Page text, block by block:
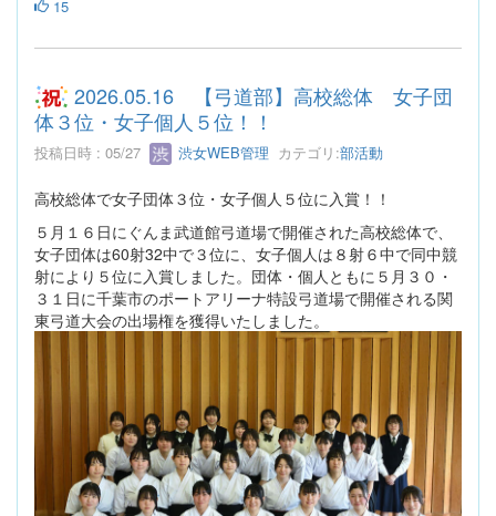
15
2026.05.16 【弓道部】高校総体 女子団
体３位・女子個人５位！！
投稿日時 : 05/27 渋女WEB管理 カテゴリ:部活動
高校総体で女子団体３位・女子個人５位に入賞！！
５月１６日にぐんま武道館弓道場で開催された高校総体で、
女子団体は60射32中で３位に、女子個人は８射６中で同中競
射により５位に入賞しました。団体・個人ともに５月３０・
３１日に千葉市のポートアリーナ特設弓道場で開催される関
東弓道大会の出場権を獲得いたしました。